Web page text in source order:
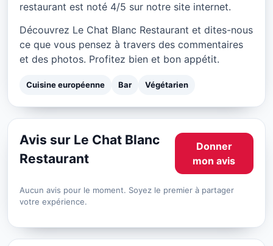
restaurant est noté 4/5 sur notre site internet.
Découvrez Le Chat Blanc Restaurant et dites-nous
ce que vous pensez à travers des commentaires
et des photos. Profitez bien et bon appétit.
Cuisine européenne Bar Végétarien
Avis sur Le Chat Blanc
Restaurant
Donner
mon avis
Aucun avis pour le moment. Soyez le premier à partager
votre expérience.